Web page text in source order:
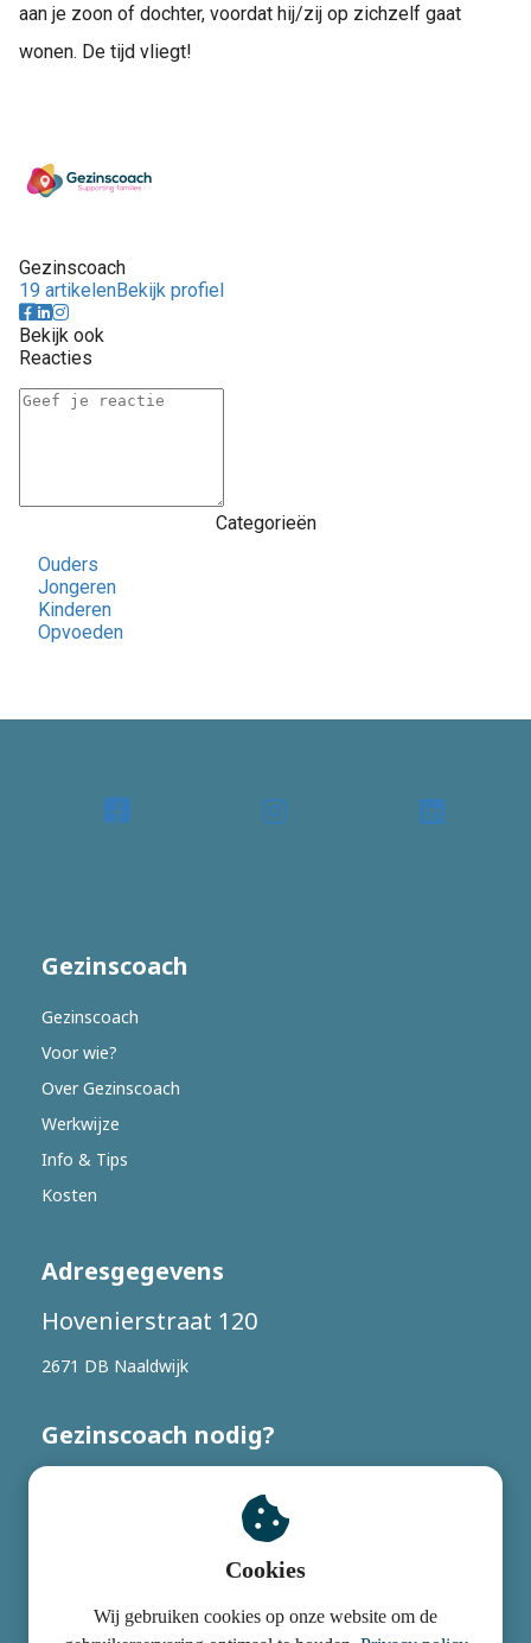
aan je zoon of dochter, voordat hij/zij op zichzelf gaat
wonen. De tijd vliegt!
Gezinscoach
19 artikelenBekijk profiel
Bekijk ook
Reacties
Categorieën
Ouders
Jongeren
Kinderen
Opvoeden
Gezinscoach
Gezinscoach
Voor wie?
Over Gezinscoach
Werkwijze
Info & Tips
Kosten
Adresgegevens
Hovenierstraat 120
2671 DB Naaldwijk
Gezinscoach nodig?
© Copyright Gezinscoach 2018 - 2024 Ontwerp door Studio
0174
Cookies
Wij gebruiken cookies op onze website om de